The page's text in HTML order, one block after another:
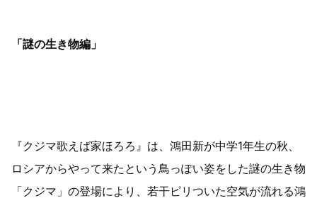
「謎の生き物編」
『クジマ歌えば家ほろろ』は、鴻田新が中学1年生の秋、
ロシアからやって来たという鳥っぽい姿をした謎の生き物
「クジマ」の登場により、若干ピリついた空気が流れる鴻